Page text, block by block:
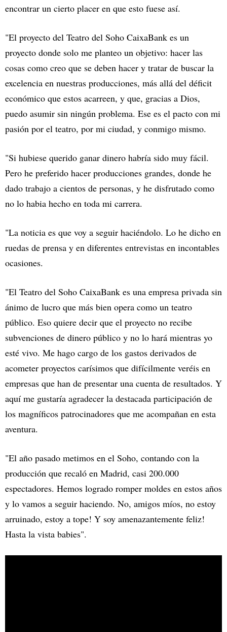
encontrar un cierto placer en que esto fuese así.
"El proyecto del Teatro del Soho CaixaBank es un
proyecto donde solo me planteo un objetivo: hacer las
cosas como creo que se deben hacer y tratar de buscar la
excelencia en nuestras producciones, más allá del déficit
económico que estos acarreen, y que, gracias a Dios,
puedo asumir sin ningún problema. Ese es el pacto con mi
pasión por el teatro, por mi ciudad, y conmigo mismo.
"Si hubiese querido ganar dinero habría sido muy fácil.
Pero he preferido hacer producciones grandes, donde he
dado trabajo a cientos de personas, y he disfrutado como
no lo habia hecho en toda mi carrera.
"La noticia es que voy a seguir haciéndolo. Lo he dicho en
ruedas de prensa y en diferentes entrevistas en incontables
ocasiones.
"El Teatro del Soho CaixaBank es una empresa privada sin
ánimo de lucro que más bien opera como un teatro
público. Eso quiere decir que el proyecto no recibe
subvenciones de dinero público y no lo hará mientras yo
esté vivo. Me hago cargo de los gastos derivados de
acometer proyectos carísimos que difícilmente veréis en
empresas que han de presentar una cuenta de resultados. Y
aquí me gustaría agradecer la destacada participación de
los magníficos patrocinadores que me acompañan en esta
aventura.
"El año pasado metimos en el Soho, contando con la
producción que recaló en Madrid, casi 200.000
espectadores. Hemos logrado romper moldes en estos años
y lo vamos a seguir haciendo. No, amigos míos, no estoy
arruinado, estoy a tope! Y soy amenazantemente feliz!
Hasta la vista babies".